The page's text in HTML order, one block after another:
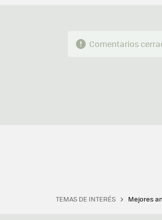
Comentarios
TEMAS DE INTERÉS Mejores